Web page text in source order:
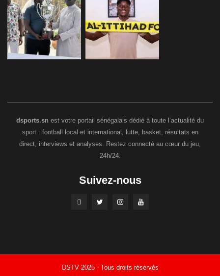
dsports.sn est votre portail sénégalais dédié à toute l’actualité du
sport : football local et international, lutte, basket, résultats en
direct, interviews et analyses. Restez connecté au cœur du jeu,
24h/24.
Suivez-nous
DSTV 2025 - Tous droits réservés